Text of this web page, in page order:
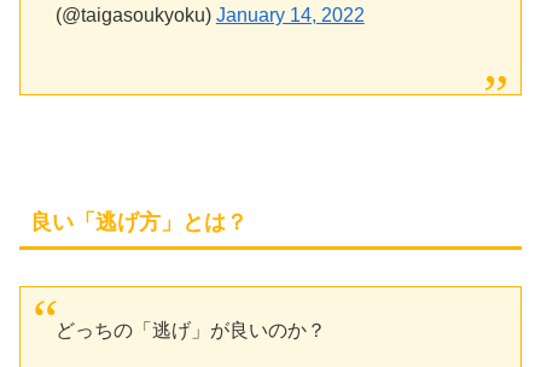
(@taigasoukyoku) January 14, 2022
良い「逃げ方」とは？
どっちの「逃げ」が良いのか？